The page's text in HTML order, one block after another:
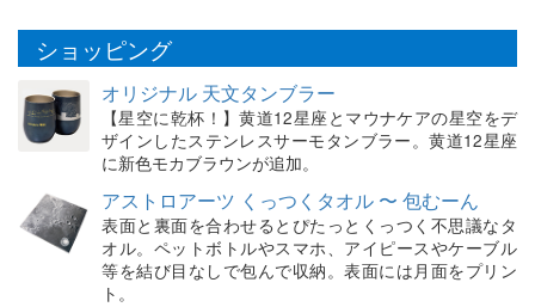
ショッピング
オリジナル 天文タンブラー
【星空に乾杯！】黄道12星座とマウナケアの星空をデ
ザインしたステンレスサーモタンブラー。黄道12星座
に新色モカブラウンが追加。
アストロアーツ くっつくタオル 〜 包むーん
表面と裏面を合わせるとぴたっとくっつく不思議なタ
オル。ペットボトルやスマホ、アイピースやケーブル
等を結び目なしで包んで収納。表面には月面をプリン
ト。